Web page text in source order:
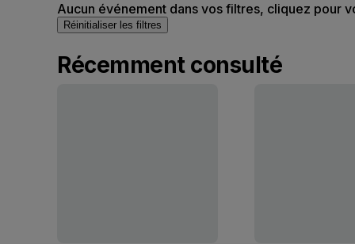
Aucun événement dans vos filtres, cliquez pour
Réinitialiser les filtres
Récemment consulté